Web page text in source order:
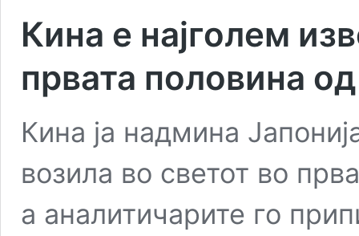
Кина e најголем
првата половина
Кина ја надмина
возила во светот во
а аналитичарите го